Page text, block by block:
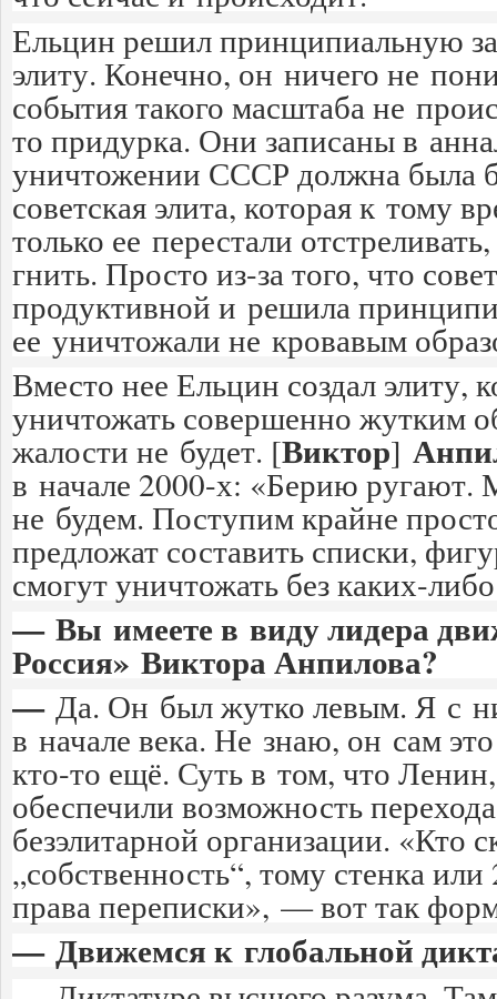
Ельцин решил принципиальную
элиту. Конечно, он ничего не
события такого масштаба не
то придурка. Они записаны в
уничтожении СССР должна была
советская элита, которая к тому
только ее перестали
гнить. Просто из-за того, что
продуктивной и решила
ее уничтожали не кровавым
Вместо нее Ельцин создал элиту,
уничтожать совершенно жутким
жалости не будет. [Виктор]
в начале 2000-х: «Берию ругают.
не будем. Поступим крайне
предложат составить списки,
смогут уничтожать без каких-
— Вы имеете в виду лидера
Россия» Виктора Анпилова?
— Да. Он был жутко левым. Я с
в начале века. Не знаю, он сам
кто-то ещё. Суть в том, что
обеспечили возможность
безэлитарной организации. «Кто
„собственность“, тому стенка или
права переписки», — вот так
— Движемся к глобальной